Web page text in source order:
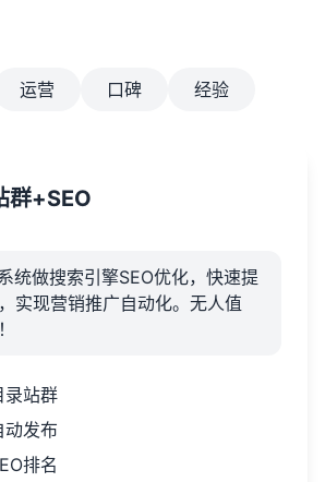
运营 口碑 经验
群+SEO
统做搜索引擎SEO优化，快速提
实现营销推广自动化。无人值
录站群
发布
排名